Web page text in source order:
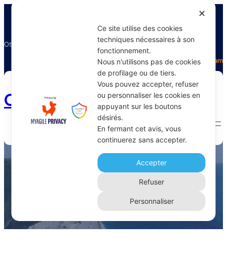
Otectours, le spécialiste du voyage
FacebookTwitterInstagram
Otectours.com
tripas à moda do Porto
Home
✕
Ce site utilise des cookies
techniques nécessaires à son
fonctionnement.
Nous n'utilisons pas de cookies
de profilage ou de tiers.
Vous pouvez accepter, refuser
ou personnaliser les cookies en
appuyant sur les boutons
désirés.
En fermant cet avis, vous
continuerez sans accepter.
Accepter
Refuser
Personnaliser